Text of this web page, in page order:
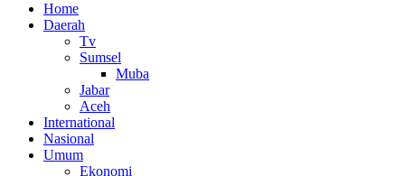
Home
Daerah
Tv
Sumsel
Muba
Jabar
Aceh
International
Nasional
Umum
Ekonomi